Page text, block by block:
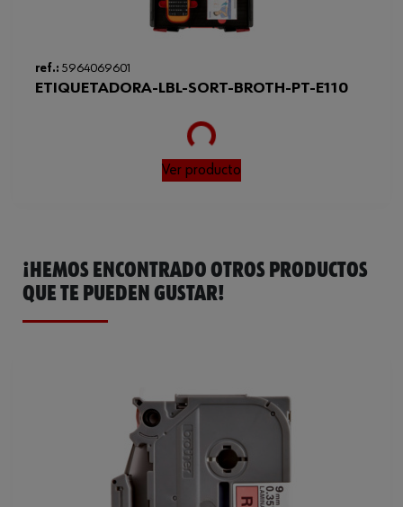
ref.: 5964069601
ETIQUETADORA-LBL-SORT-BROTH-PT-E110
Loading...
Ver producto
¡HEMOS ENCONTRADO OTROS PRODUCTOS
QUE TE PUEDEN GUSTAR!